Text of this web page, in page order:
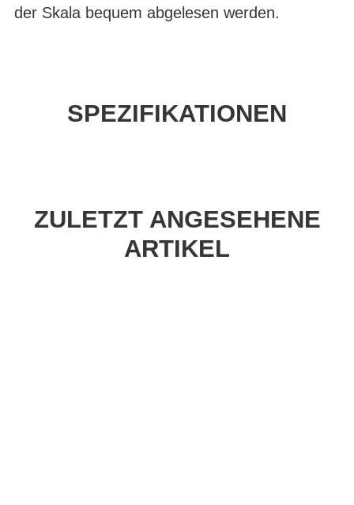
der Skala bequem abgelesen werden.
SPEZIFIKATIONEN
ZULETZT ANGESEHENE
ARTIKEL